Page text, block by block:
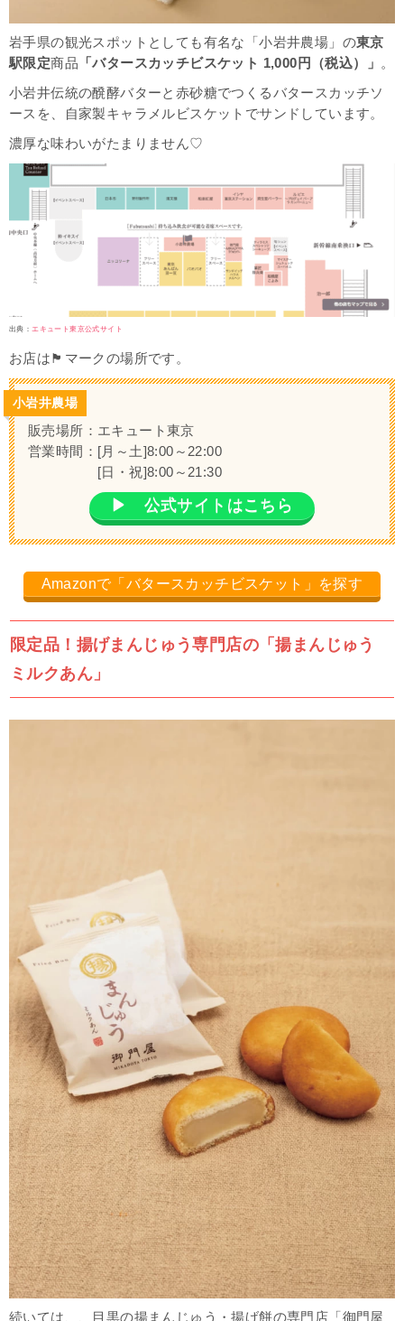
岩手県の観光スポットとしても有名な「小岩井農場」の東京
駅限定商品 「バタースカッチビスケット 1,000円（税込）」 。
小岩井伝統の醗酵バターと赤砂糖でつくるバタースカッチソ
ースを、自家製キャラメルビスケットでサンドしています。
濃厚な味わいがたまりません♡
出典：エキュート東京公式サイト
お店は🏴マークの場所です。
小岩井農場
販売場所：エキュート東京
営業時間：[月～土]8:00～22:00
[日・祝]8:00～21:30
▶ 公式サイトはこちら
Amazonで「バタースカッチビスケット」を探す
限定品！揚げまんじゅう専門店の「揚まんじゅう
ミルクあん」
続いては、、目黒の揚まんじゅう・揚げ餅の専門店「 御門屋